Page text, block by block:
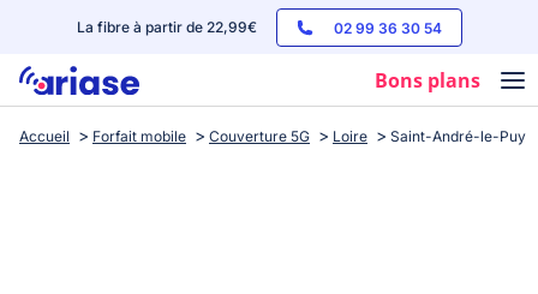
La fibre à partir de 22,99€ 02 99 36 30 54
Bons plans
Box internet
Accueil Forfait mobile Couverture 5G Loire Saint-André-le-Puy